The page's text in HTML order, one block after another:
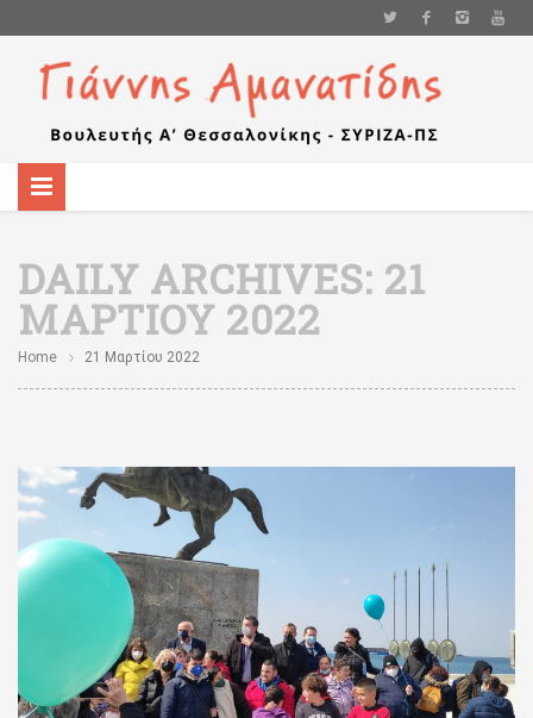
DAILY ARCHIVES: 21
ΜΑΡΤΊΟΥ 2022
Home 21 Μαρτίου 2022